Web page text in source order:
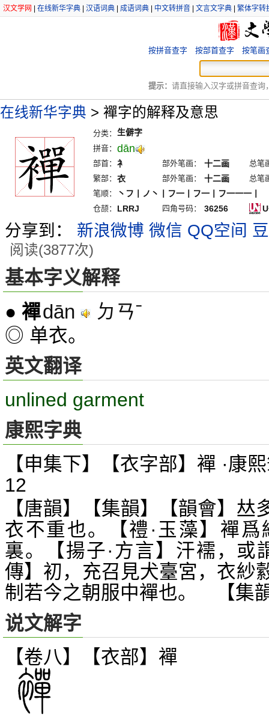
汉文学网 在线新华字典 汉语词典 成语词典 中文转拼音 文言文字典 繁体字转
按拼音查字 按部首查字 按笔画
提示： 请直接输入汉字或拼音查询
在线新华字典 > 襌字的解释及意思
分类： 生僻字
拼音： dān
部首： 衤 部外笔画： 十二画
总笔
繁部： 衣 部外笔画： 十二画
总笔
笔顺：
丶フ丨ノ丶丨フ一丨フ一丨フ一一一丨
仓颉： LRRJ 四角号码： 36256
分享到： 新浪微博 微信 QQ空间
阅读(3877次)
基本字义解释
● 襌dān ㄉㄢˉ
◎ 单衣。
英文翻译
unlined garment
康熙字典
【申集下】【衣字部】襌 ·康
12
【唐韻】【集韻】【韻會】 𠀤
衣不重也。【禮·玉藻】襌
裏。【揚子·方言】汗襦，或
傳】初，充召見犬臺宮，衣紗
制若今之朝服中襌也。 【集
说文解字
【卷八】【衣部】 襌